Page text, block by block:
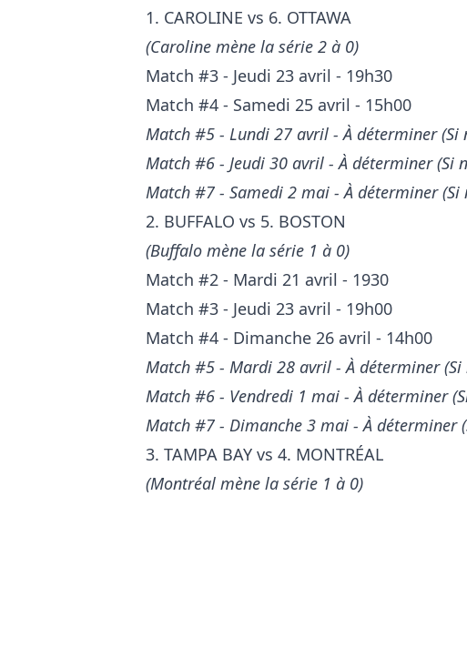
1. CAROLINE vs 6. OTTAWA
(Caroline mène la série 2 à 0)
Match #3 - Jeudi 23 avril - 19h30
Match #4 - Samedi 25 avril - 15h00
Match #5 - Lundi 27 avril - À déterminer (Si
Match #6 - Jeudi 30 avril - À déterminer (Si
Match #7 - Samedi 2 mai - À déterminer (Si
2. BUFFALO vs 5. BOSTON
(Buffalo mène la série 1 à 0)
Match #2 - Mardi 21 avril - 1930
Match #3 - Jeudi 23 avril - 19h00
Match #4 - Dimanche 26 avril - 14h00
Match #5 - Mardi 28 avril - À déterminer (Si
Match #6 - Vendredi 1 mai - À déterminer
Match #7 - Dimanche 3 mai - À déterminer
3. TAMPA BAY vs 4. MONTRÉAL
(Montréal mène la série 1 à 0)